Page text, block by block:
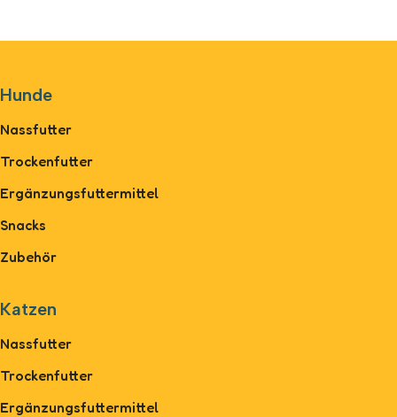
Hunde
Nassfutter
Trockenfutter
Ergänzungsfuttermittel
Snacks
Zubehör
Katzen
Nassfutter
Trockenfutter
Ergänzungsfuttermittel